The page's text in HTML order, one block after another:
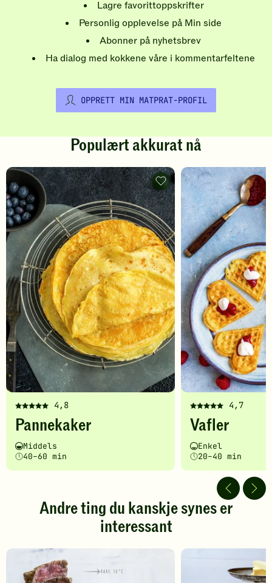
Lagre favorittoppskrifter
Personlig opplevelse på Min side
Abonner på nyhetsbrev
Ha dialog med kokkene våre i kommentarfeltene
OPPRETT MIN MATPRAT-PROFIL
Populært akkurat nå
4,8
Denne
oppskriften
fått
5
av
stjerner.
gi
vurdering.
Pannekaker
Vanskelighetsgrad
Middels
Tilberedningstid
40–60 min
Pannekaker
-
legg
til
favoritter
4,7
Denne
oppskriften
fått
5
av
stjerner.
Klikk
gi
vurdering.
Vafler
Vanskelighetsgrad
Enkel
Tilberedningstid
20–40 min
Andre ting du kanskje synes er
interessant